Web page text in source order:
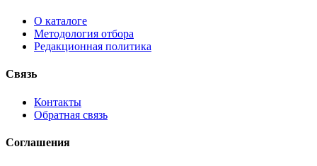
О каталоге
Методология отбора
Редакционная политика
Связь
Контакты
Обратная связь
Соглашения